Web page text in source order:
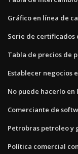
Gráfico en línea de
Serie de certificados
Tabla de precios de
Establecer negocios
No puede hacerlo en
Comerciante de
Petrobras petroleo y
Política comercial